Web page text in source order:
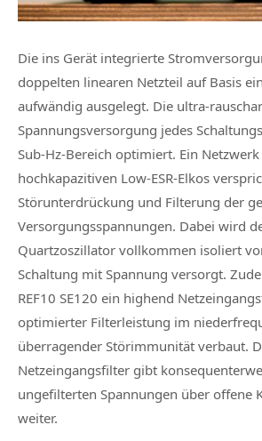
Die ins Gerät integrierte
doppelten linearen Netzteil auf Basis
aufwändig ausgelegt. Die
Spannungsversorgung jedes
Sub‑Hz‑Bereich optimiert. Ein
hochkapazitiven Low‑ESR‑Elkos
Störunterdrückung und Filterung der
Versorgungsspannungen. Dabei wird
Quartzoszillator vollkommen isoliert
Schaltung mit Spannung versorgt.
REF10 SE120 ein highend
optimierter Filterleistung im
überragender Störimmunität verbaut.
Netzeingangsfilter gibt
ungefilterten Spannungen über offene
weiter.